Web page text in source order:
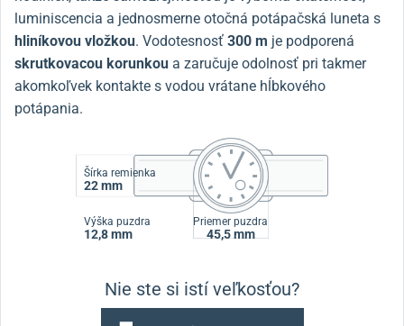
luminiscencia a jednosmerne otočná potápačská luneta s
hliníkovou vložkou. Vodotesnosť 300 m je podporená
skrutkovacou korunkou a zaručuje odolnosť pri takmer
akomkoľvek kontakte s vodou vrátane hĺbkového
potápania.
Šírka remienka
22 mm
Výška puzdra
12,8 mm
Priemer puzdra
45,5 mm
Nie ste si istí veľkosťou?